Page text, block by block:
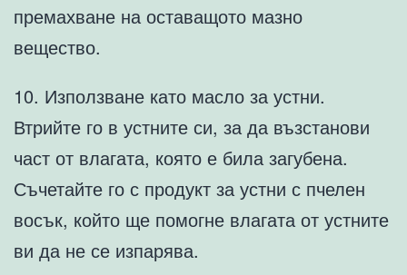
премахване на оставащото мазно
вещество.
10. Използване като масло за устни.
Втрийте го в устните си, за да възстанови
част от влагата, която е била загубена.
Съчетайте го с продукт за устни с пчелен
восък, който ще помогне влагата от устните
ви да не се изпарява.